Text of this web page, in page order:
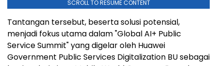
SCROLL TO RESUME CONTENT